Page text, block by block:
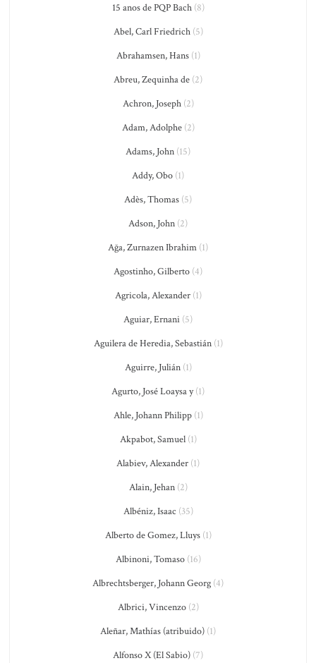
15 anos de PQP Bach(8)
Abel, Carl Friedrich(5)
Abrahamsen, Hans(1)
Abreu, Zequinha de (2)
Achron, Joseph(2)
Adam, Adolphe(2)
Adams, John (15)
Addy, Obo (1)
Adès, Thomas (5)
Adson, John (2)
Ağa, Zurnazen Ibrahim (1)
Agostinho, Gilberto (4)
Agricola, Alexander(1)
Aguiar, Ernani (5)
Aguilera de Heredia, Sebastián(1)
Aguirre, Julián(1)
Agurto, José Loaysa y(1)
Ahle, Johann Philipp(1)
Akpabot, Samuel(1)
Alabiev, Alexander (1)
Alain, Jehan(2)
Albéniz, Isaac (35)
Alberto de Gomez, Lluys(1)
Albinoni, Tomaso(16)
Albrechtsberger, Johann Georg (4)
Albrici, Vincenzo(2)
Aleñar, Mathías (atribuido) (1)
Alfonso X (El Sabio) (7)